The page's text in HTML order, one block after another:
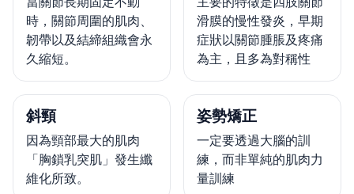
時，關節周圍的肌肉、
韌帶以及結締組織會永
久縮短。
滑膜的慢性發炎，早期
症狀以關節腫脹及疼痛
為主，且多為對稱性
斜頸
因為頸部最大的肌肉
「胸鎖乳突肌」發生纖
維化所致。
姿勢矯正
一定要透過大腦的訓
練，而非單純的肌肉力
量訓練